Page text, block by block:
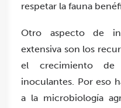
respetar la fauna
Otro aspecto de
extensiva son los
el crecimiento
inoculantes. Por eso
a la microbiología